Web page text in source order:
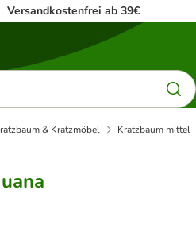
Versandkostenfrei ab 39€
& Kratzmöbel Kratzbaum mittel